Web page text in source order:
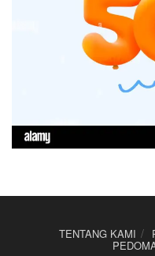
TENTANG KAMI